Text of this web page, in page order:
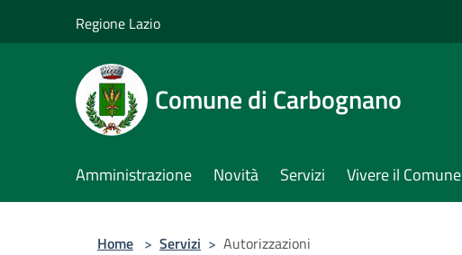
Regione Lazio
Comune di Carbognano
Amministrazione Novità Servizi Vivere il Comune
Home > Servizi > Autorizzazioni